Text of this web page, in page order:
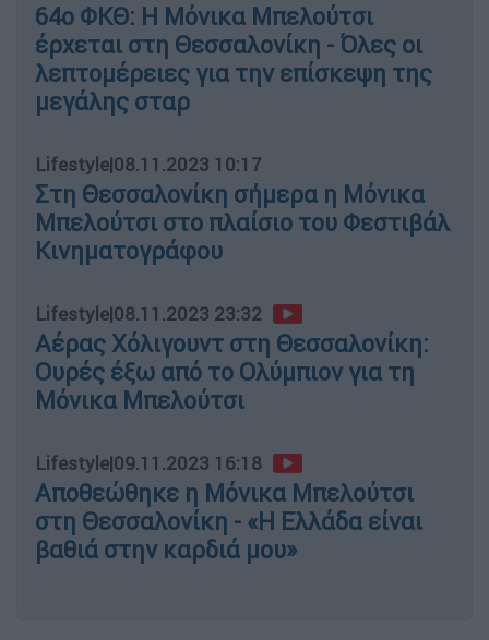
64ο ΦΚΘ: Η Μόνικα Μπελούτσι
έρχεται στη Θεσσαλονίκη - Όλες οι
λεπτομέρειες για την επίσκεψη της
μεγάλης σταρ
Lifestyle|08.11.2023 10:17
Στη Θεσσαλονίκη σήμερα η Μόνικα
Μπελούτσι στο πλαίσιο του Φεστιβάλ
Κινηματογράφου
Lifestyle|08.11.2023 23:32
Αέρας Χόλιγουντ στη Θεσσαλονίκη:
Ουρές έξω από το Ολύμπιον για τη
Μόνικα Μπελούτσι
Lifestyle|09.11.2023 16:18
Αποθεώθηκε η Μόνικα Μπελούτσι
στη Θεσσαλονίκη - «Η Ελλάδα είναι
βαθιά στην καρδιά μου»